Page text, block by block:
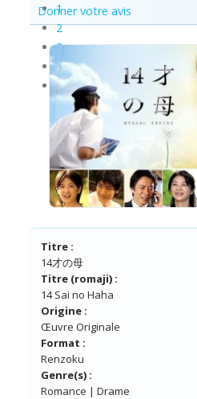
1
2
3
4
5
Donner votre avis
Titre :
14才の母
Titre (romaji) :
14 Sai no Haha
Origine :
Œuvre Originale
Format :
Renzoku
Genre(s) :
Romance | Drame